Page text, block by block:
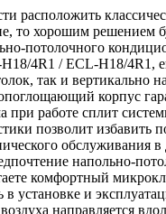
расположить
то хорошим решением
потолочного
4R1 / ECL-H18/4R1,
так и вертикально
корпус
при работе сплит
позволит избавить
обслуживания в
напольно-
комфортный
в установке и
направляется